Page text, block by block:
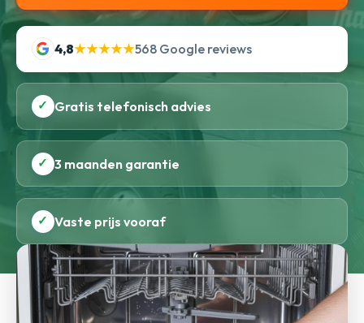
4,8★★★★★568 Google reviews
✓ Gratis telefonisch advies
✓ 3 maanden garantie
✓ Vaste prijs vooraf